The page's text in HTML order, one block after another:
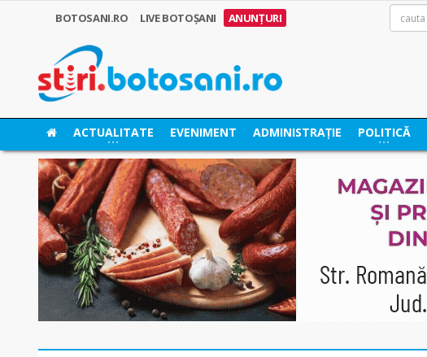
BOTOSANI.RO LIVE BOTOȘANI ANUNȚURI
ACTUALITATE EVENIMENT ADMINISTRAȚIE POLITICĂ